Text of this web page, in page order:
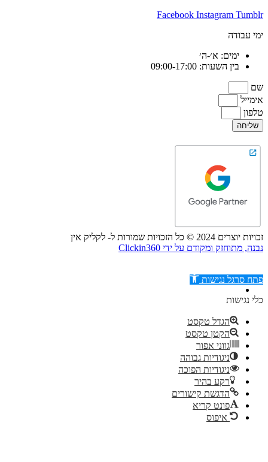
Facebook Instagram Tumblr
ימי עבודה
ימים: א׳-ה׳
בין השעות: 09:00-17:00
שם
אימייל
טלפון
שליחה
זכויות יוצרים 2024 © כל הזכויות שמורות ל- לקליק אין
נבנה, מתוחזק ומקודם על ידי Clickin360
דילוג לתוכן
פתח סרגל נגישות
כלי נגישות
הגדל טקסט
הקטן טקסט
גווני אפור
ניגודיות גבוהה
ניגודיות הפוכה
רקע בהיר
הדגשת קישורים
פונט קריא
איפוס